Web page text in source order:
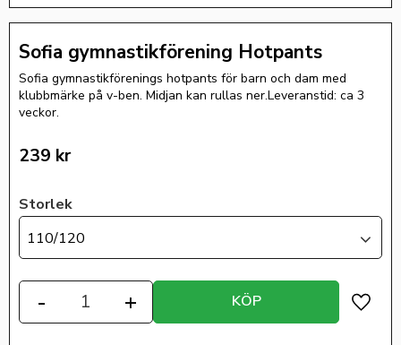
Sofia gymnastikförening Hotpants
Sofia gymnastikförenings hotpants för barn och dam med
klubbmärke på v-ben. Midjan kan rullas ner.Leveranstid: ca 3
veckor.
239 kr
Storlek
110/120
+
- KÖP
Lägg